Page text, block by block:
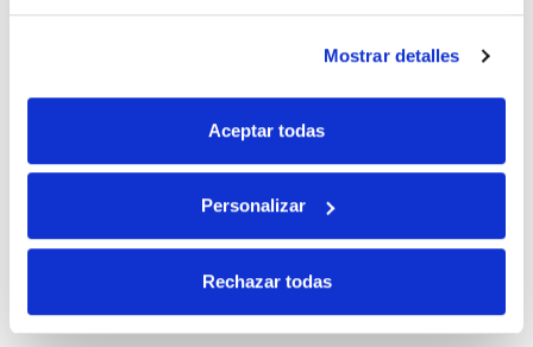
Mostrar detalles
Aceptar todas
Personalizar
Rechazar todas
Si, he leído y acepto la política de protección de datos.
fines comerciales, legitimación: consentimiento, destinatarios: proveedor de
mensajería online, derechos: Acceder, rectificar y suprimir los datos, así como
otros derechos, como se explica en la información adicional.